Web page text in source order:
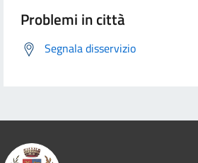
Problemi in città
Segnala disservizio